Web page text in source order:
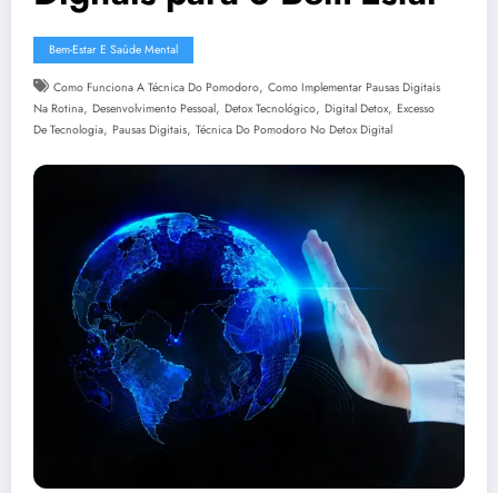
Bem-Estar E Saúde Mental
Como Funciona A Técnica Do Pomodoro, Como Implementar Pausas Digitais
Na Rotina, Desenvolvimento Pessoal, Detox Tecnológico, Digital Detox, Excesso
De Tecnologia, Pausas Digitais, Técnica Do Pomodoro No Detox Digital